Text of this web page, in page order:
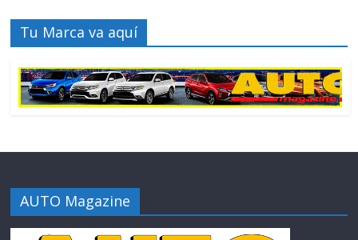
Tu Marca va aquí
AUTO Magazine